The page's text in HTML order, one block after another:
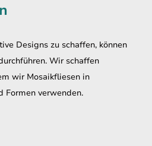
Designs zu schaffen, können
Wir schaffen
wir Mosaikfliesen in
Formen verwenden.